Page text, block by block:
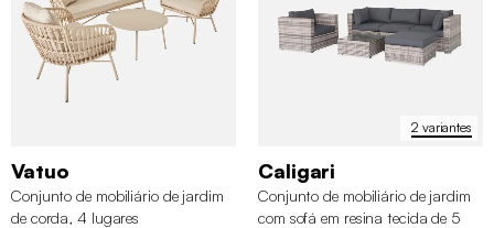
Vatuo
Conjunto de mobiliário de jardim
de corda, 4 lugares
2 variantes
Caligari
Conjunto de mobiliário de jardim
com sofá em resina tecida de 5